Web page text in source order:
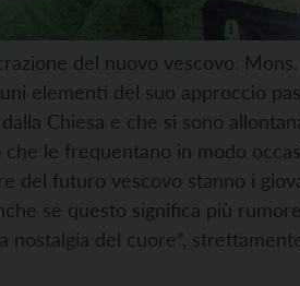
del nuovo vescovo.
elementi del suo approccio
Chiesa e che si sono
le frequentano in modo
del futuro vescovo stanno i
se questo significa più
nostalgia del cuore”,